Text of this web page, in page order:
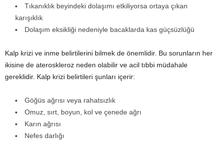
Tıkanıklık beyindeki dolaşımı etkiliyorsa ortaya çıkan
karışıklık
Dolaşım eksikliği nedeniyle bacaklarda kas güçsüzlüğü
Kalp krizi ve inme belirtilerini bilmek de önemlidir. Bu sorunların her
ikisine de ateroskleroz neden olabilir ve acil tıbbi müdahale
gereklidir. Kalp krizi belirtileri şunları içerir:
Göğüs ağrısı veya rahatsızlık
Omuz, sırt, boyun, kol ve çenede ağrı
Karın ağrısı
Nefes darlığı